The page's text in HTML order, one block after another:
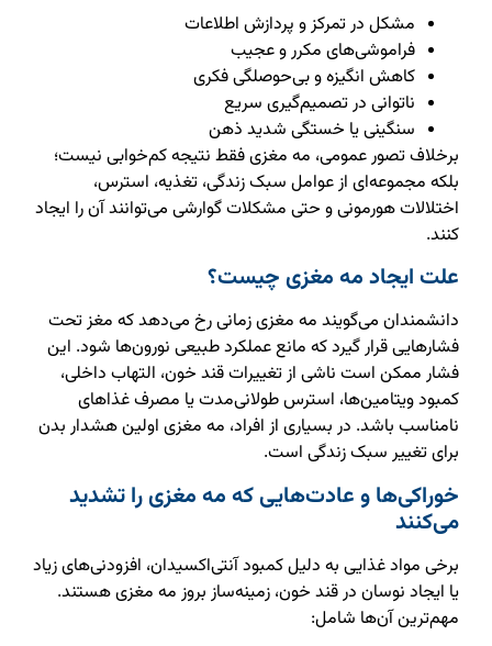
مشکل در تمرکز و پردازش اطلاعات
فراموشی‌های مکرر و عجیب
کاهش انگیزه و بی‌حوصلگی فکری
ناتوانی در تصمیم‌گیری سریع
سنگینی یا خستگی شدید ذهن
برخلاف تصور عمومی، مه مغزی فقط نتیجه کم‌خوابی نیست؛
بلکه مجموعه‌ای از عوامل سبک زندگی، تغذیه، استرس،
اختلالات هورمونی و حتی مشکلات گوارشی می‌توانند آن را ایجاد
کنند.
علت ایجاد مه مغزی چیست؟
دانشمندان می‌گویند مه مغزی زمانی رخ می‌دهد که مغز تحت
فشارهایی قرار گیرد که مانع عملکرد طبیعی نورون‌ها شود. این
فشار ممکن است ناشی از تغییرات قند خون، التهاب داخلی،
کمبود ویتامین‌ها، استرس طولانی‌مدت یا مصرف غذاهای
نامناسب باشد. در بسیاری از افراد، مه مغزی اولین هشدار بدن
برای تغییر سبک زندگی است.
خوراکی‌ها و عادت‌هایی که مه مغزی را تشدید
می‌کنند
برخی مواد غذایی به دلیل کمبود آنتی‌اکسیدان، افزودنی‌های زیاد
یا ایجاد نوسان در قند خون، زمینه‌ساز بروز مه مغزی هستند.
مهم‌ترین آن‌ها شامل: